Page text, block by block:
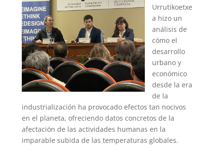
Urrutikoetxe
a hizo un
análisis de
cómo el
desarrollo
urbano y
económico
desde la era
de la
industrialización ha provocado efectos tan nocivos
en el planeta, ofreciendo datos concretos de la
afectación de las actividades humanas en la
imparable subida de las temperaturas globales.